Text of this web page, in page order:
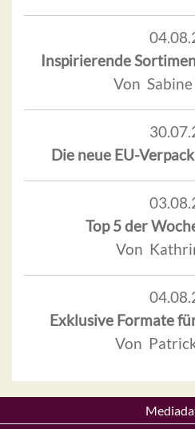
Inspirierende
Von Sabine
Die neue EU-
Top 5 der
Von
Exklusive Formate
Von